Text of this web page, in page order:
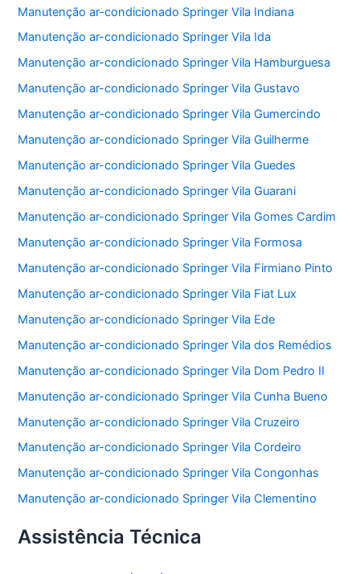
Manutenção ar-condicionado Springer Vila Indiana
Manutenção ar-condicionado Springer Vila Ida
Manutenção ar-condicionado Springer Vila Hamburguesa
Manutenção ar-condicionado Springer Vila Gustavo
Manutenção ar-condicionado Springer Vila Gumercindo
Manutenção ar-condicionado Springer Vila Guilherme
Manutenção ar-condicionado Springer Vila Guedes
Manutenção ar-condicionado Springer Vila Guarani
Manutenção ar-condicionado Springer Vila Gomes Cardim
Manutenção ar-condicionado Springer Vila Formosa
Manutenção ar-condicionado Springer Vila Firmiano Pinto
Manutenção ar-condicionado Springer Vila Fiat Lux
Manutenção ar-condicionado Springer Vila Ede
Manutenção ar-condicionado Springer Vila dos Remédios
Manutenção ar-condicionado Springer Vila Dom Pedro II
Manutenção ar-condicionado Springer Vila Cunha Bueno
Manutenção ar-condicionado Springer Vila Cruzeiro
Manutenção ar-condicionado Springer Vila Cordeiro
Manutenção ar-condicionado Springer Vila Congonhas
Manutenção ar-condicionado Springer Vila Clementino
Assistência Técnica